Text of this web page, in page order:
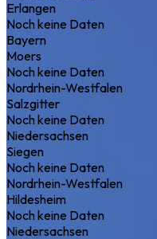
Erlangen
Noch keine Daten
Bayern
Moers
Noch keine Daten
Nordrhein-Westfalen
Salzgitter
Noch keine Daten
Niedersachsen
Siegen
Noch keine Daten
Nordrhein-Westfalen
Hildesheim
Noch keine Daten
Niedersachsen